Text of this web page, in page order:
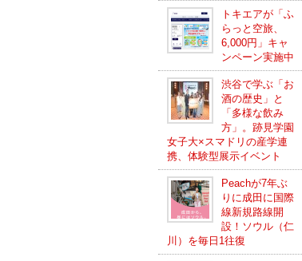
トキエアが「ふ
らっと空旅、
6,000円」キャ
ンペーン実施中
渋谷で学ぶ「お
酒の歴史」と
「多様な飲み
方」。跡見学園
女子大×スマドリの産学連
携、体験型展示イベント
Peachが7年ぶ
りに成田に国際
線新規路線開
設！ソウル（仁
川）を毎日1往復